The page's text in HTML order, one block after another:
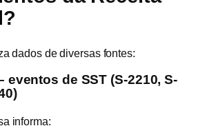
dados de diversas fontes:
eventos de SST (S-2210, S-
informa: